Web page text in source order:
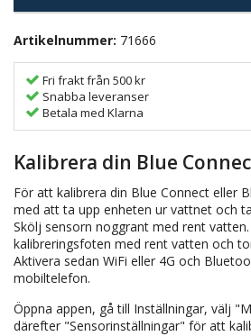
Artikelnummer: 71666
Fri frakt från 500 kr
Snabba leveranser
Betala med Klarna
Kalibrera din Blue
För att kalibrera din Blue Connect eller
med att ta upp enheten ur vattnet och
Skölj sensorn noggrant med rent
kalibreringsfoten med rent vatten och
Aktivera sedan WiFi eller 4G och
mobiltelefon.
Öppna appen, gå till Inställningar, välj
därefter "Sensorinställningar" för att